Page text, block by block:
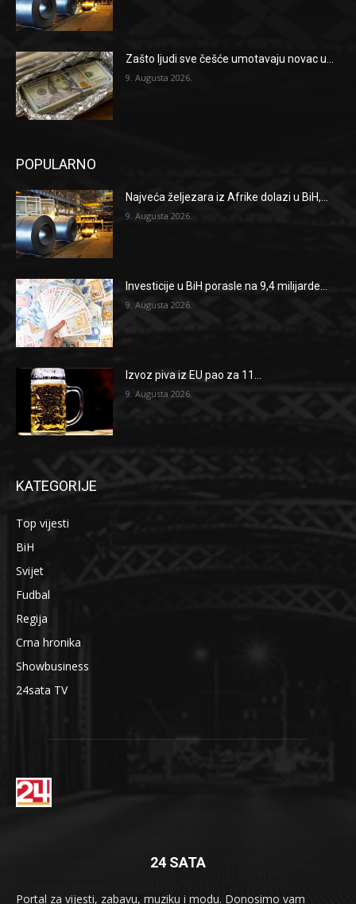
Zašto ljudi sve češće umotavaju novac u...
9. Augusta 2026.
POPULARNO
Najveća željezara iz Afrike dolazi u BiH,...
9. Augusta 2026.
Investicije u BiH porasle na 9,4 milijarde...
9. Augusta 2026.
Izvoz piva iz EU pao za 11...
9. Augusta 2026.
KATEGORIJE
Top vijesti
BiH
Svijet
Fudbal
Regija
Crna hronika
Showbusiness
24sata TV
24 SATA
Portal za vijesti, zabavu, muziku i modu. Donosimo vam